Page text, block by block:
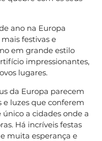
ano na Europa
festivas e
em grande estilo
impressionantes,
lugares.
da Europa parecem
luzes que conferem
a cidades onde a
Há incríveis festas
muita esperança e